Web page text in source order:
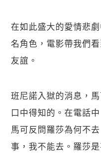
在如此盛大的愛情悲
名角色，電影帶我們
友誼。
班尼諾入獄的消息，
口中得知的。在電話
馬可反問羅莎為何不
事，我不能去。羅莎